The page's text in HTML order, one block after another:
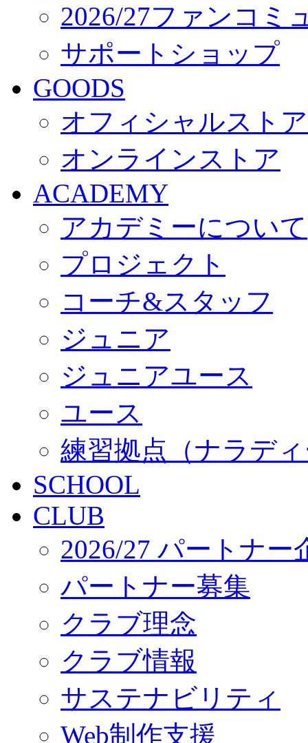
2026/27ファンコミ
サポートショップ
GOODS
オフィシャルスト
オンラインストア
ACADEMY
アカデミーについて
プロジェクト
コーチ&スタッフ
ジュニア
ジュニアユース
ユース
練習拠点（ナラデ
SCHOOL
CLUB
2026/27 パートナー
パートナー募集
クラブ理念
クラブ情報
サステナビリティ
Web制作支援